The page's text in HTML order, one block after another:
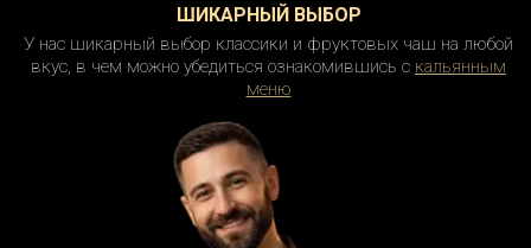
ШИКАРНЫЙ ВЫБОР
У нас шикарный выбор классики и фруктовых чаш на любой
вкус, в чем можно убедиться ознакомившись с кальянным
меню